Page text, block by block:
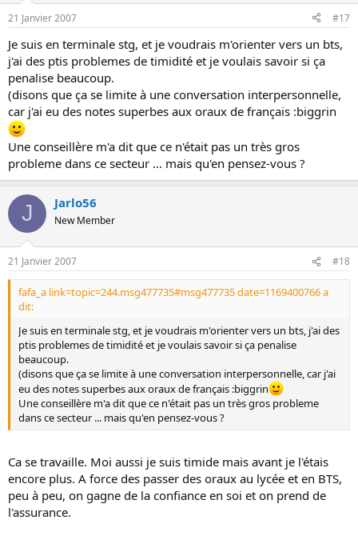
21 Janvier 2007 #17
Je suis en terminale stg, et je voudrais m'orienter vers un bts,
j'ai des ptis problemes de timidité et je voulais savoir si ça
penalise beaucoup.
(disons que ça se limite à une conversation interpersonnelle,
car j'ai eu des notes superbes aux oraux de français :biggrin
Une conseillère m'a dit que ce n'était pas un très gros
probleme dans ce secteur ... mais qu'en pensez-vous ?
J Jarlo56
New Member
21 Janvier 2007 #18
fafa_a link=topic=244.msg477735#msg477735 date=1169400766 a
dit:
Je suis en terminale stg, et je voudrais m'orienter vers un bts, j'ai des
ptis problemes de timidité et je voulais savoir si ça penalise
beaucoup.
(disons que ça se limite à une conversation interpersonnelle, car j'ai
eu des notes superbes aux oraux de français :biggrin
Une conseillère m'a dit que ce n'était pas un très gros probleme
dans ce secteur ... mais qu'en pensez-vous ?
Ca se travaille. Moi aussi je suis timide mais avant je l'étais
encore plus. A force des passer des oraux au lycée et en BTS,
peu à peu, on gagne de la confiance en soi et on prend de
l'assurance.